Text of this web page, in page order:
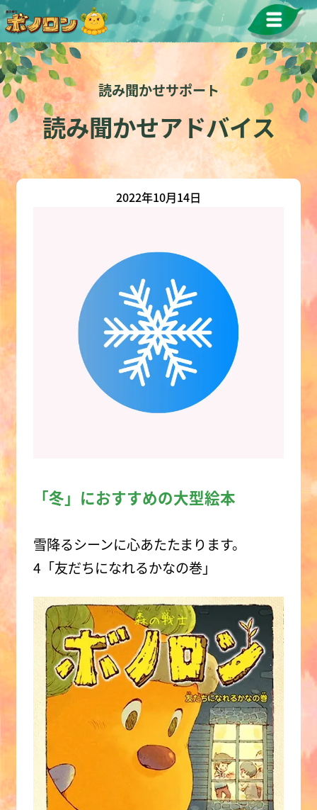
読み聞かせサポート
読み聞かせアドバイス
2022年10月14日
「冬」におすすめの大型絵本
雪降るシーンに心あたたまります。
4「友だちになれるかなの巻」